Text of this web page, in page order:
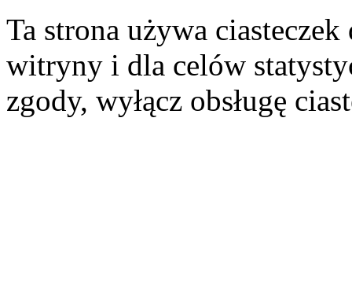
Ta strona używa
witryny i dla celów
zgody, wyłącz obsługę